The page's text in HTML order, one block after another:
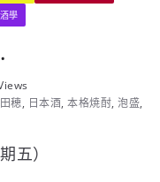
學
穂, 日本酒,本格焼酎,泡盛,
）